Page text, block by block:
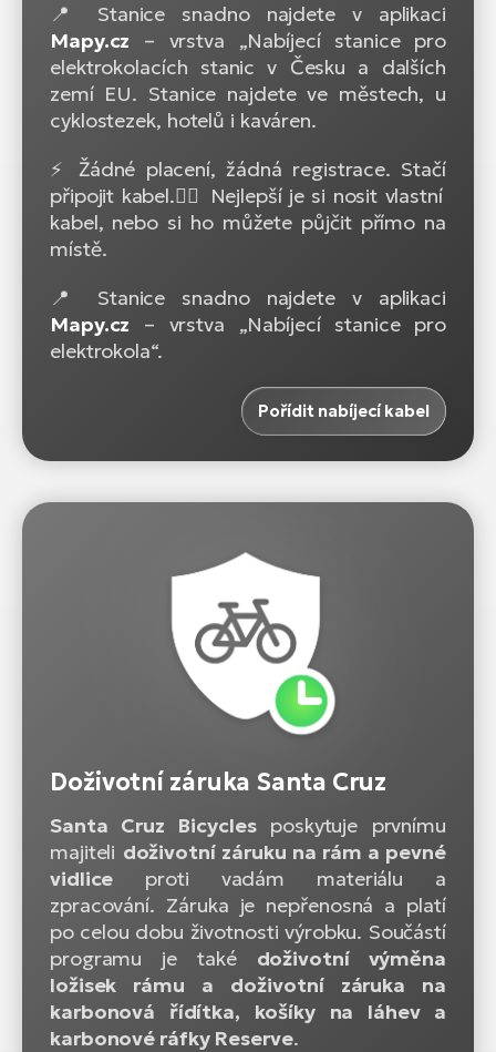
📍 Stanice snadno najdete v aplikaci
Mapy.cz – vrstva „Nabíjecí stanice pro
elektrokolacích stanic v Česku a dalších
zemí EU. Stanice najdete ve městech, u
cyklostezek, hotelů i kaváren.
⚡ Žádné placení, žádná registrace. Stačí
připojit kabel.🚴‍♂️ Nejlepší je si nosit vlastní
kabel, nebo si ho můžete půjčit přímo na
místě.
📍 Stanice snadno najdete v aplikaci
Mapy.cz – vrstva „Nabíjecí stanice pro
elektrokola“.
Pořídit nabíjecí kabel
Doživotní záruka Santa Cruz
Santa Cruz Bicyclesposkytuje prvnímu
majiteli doživotní záruku na rám a pevné
vidlice proti vadám materiálu a
zpracování. Záruka je nepřenosná a platí
po celou dobu životnosti výrobku. Součástí
programu je také doživotní výměna
ložisek rámu a doživotní záruka na
karbonová řídítka, košíky na láhev a
karbonové ráfky Reserve.